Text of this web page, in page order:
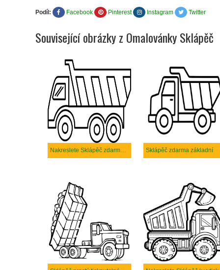
Podíl: Facebook Pinterest Instagram Twitter
Související obrázky z Omalovánky Sklápěč
Nakreslete Sklápěč zdarma základní tisknutelné Sklápěč zdarma základní